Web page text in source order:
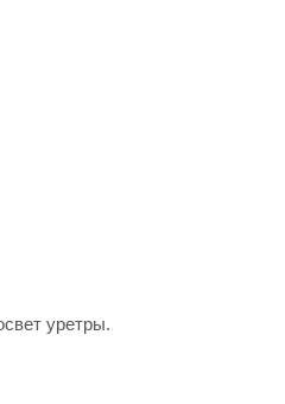
уретры.